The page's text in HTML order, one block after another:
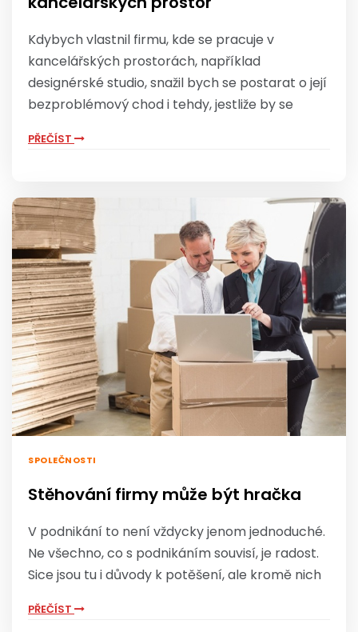
Kdybych vlastnil firmu, kde se pracuje v
kancelářských prostorách, například
designérské studio, snažil bych se postarat o její
bezproblémový chod i tehdy, jestliže by se
PŘEČÍST
SPOLEČNOSTI
Stěhování firmy může být hračka
V podnikání to není vždycky jenom jednoduché.
Ne všechno, co s podnikáním souvisí, je radost.
Sice jsou tu i důvody k potěšení, ale kromě nich
PŘEČÍST